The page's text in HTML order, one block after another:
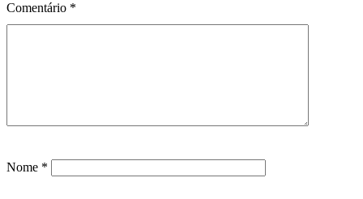
Comentário *
Nome *